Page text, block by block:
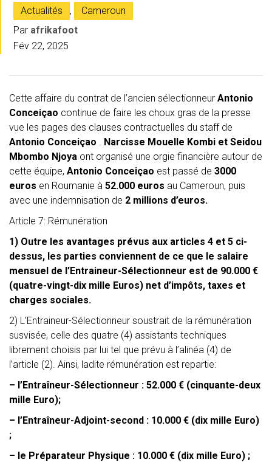
Actualités
,
Cameroun
Par afrikafoot
Fév 22, 2025
Cette affaire du contrat de l’ancien sélectionneur Antonio
Conceiçao continue de faire les choux gras de la presse
vue les pages des clauses contractuelles du staff de
Antonio Conceiçao
Narcisse Mouelle Kombi et Seidou
Mbombo Njoya ont organisé une orgie financière autour de
cette équipe, Antonio Conceiçao est passé de 3000
euros en Roumanie à 52.000 euros au Cameroun, puis
avec une indemnisation de 2 millions d’euros.
Article 7: Rémunération
1) Outre les avantages prévus aux articles 4 et 5 ci-
dessus, les parties conviennent de ce que le salaire
mensuel de l’Entraineur-Sélectionneur est de 90.000 €
(quatre-vingt-dix mille Euros) net d’impôts, taxes et
charges sociales.
2) L’Entraineur-Sélectionneur soustrait de la rémunération
susvisée, celle des quatre (4) assistants techniques
librement choisis par lui tel que prévu à l’alinéa (4) de
l’article (2). Ainsi, ladite rémunération est repartie:
– l’Entraîneur-Sélectionneur : 52.000 € (cinquante-deux
mille Euro);
– l’Entraîneur-Adjoint-second : 10.000 € (dix mille Euro)
;
– le Préparateur Physique : 10.000 € (dix mille Euro) ;